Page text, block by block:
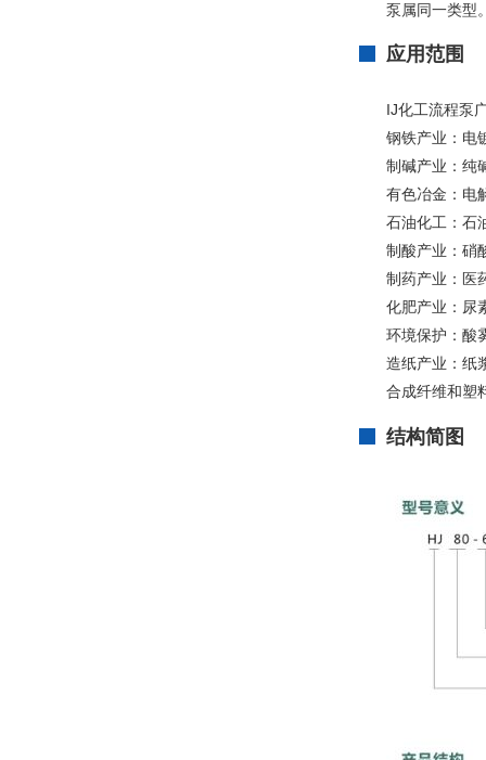
泵属同一类型
应用范围
IJ化工流程泵
钢铁产业：电
制碱产业：纯
有色冶金：电
石油化工：石
制酸产业：硝
制药产业：医
化肥产业：尿
环境保护：酸
造纸产业：纸
合成纤维和塑
结构简图